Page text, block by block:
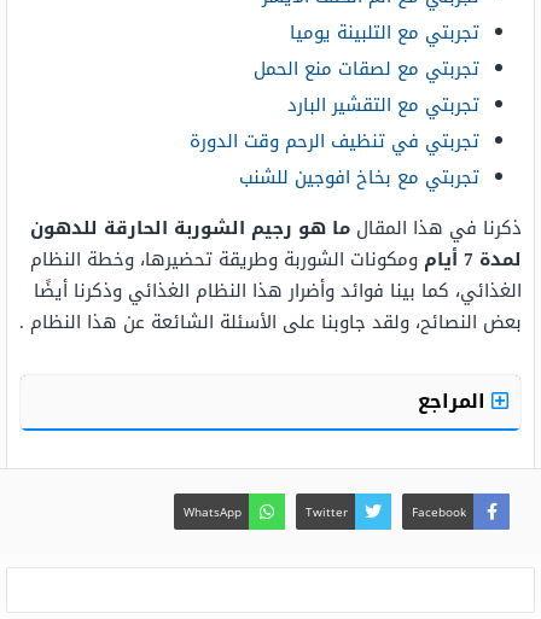
تجربتي مع التلبينة يوميا
تجربتي مع لصقات منع الحمل
تجربتي مع التقشير البارد
تجربتي في تنظيف الرحم وقت الدورة
تجربتي مع بخاخ افوجين للشنب
ذكرنا في هذا المقال ما هو رجيم الشوربة الحارقة للدهون
لمدة 7 أيام
ومكونات الشوربة وطريقة تحضيرها، وخطة النظام
الغذائي، كما بينا فوائد وأضرار هذا النظام الغذائي وذكرنا أيضًا
بعض النصائح، ولقد جاوبنا على الأسئلة الشائعة عن هذا النظام .
المراجع
Facebook
Twitter
WhatsApp